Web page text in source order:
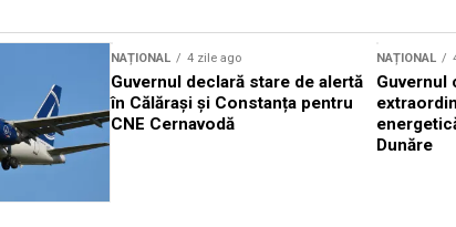
NAȚIONAL 4 zile ago
Guvernul declară stare de alertă
în Călărași și Constanța pentru
CNE Cernavodă
NAȚIONAL
Guvernul
Dunăre